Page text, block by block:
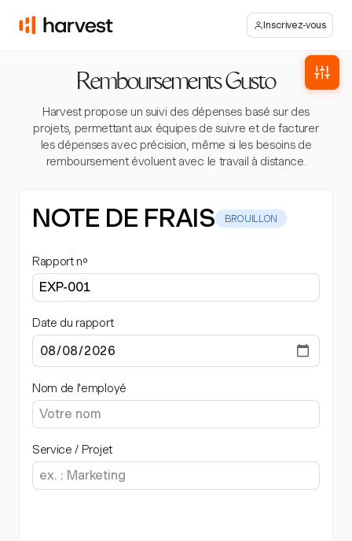
Inscrivez-vous
Remboursements Gusto
Harvest propose un suivi des dépenses basé sur des
projets, permettant aux équipes de suivre et de facturer
les dépenses avec précision, même si les besoins de
remboursement évoluent avec le travail à distance.
NOTE DE FRAIS BROUILLON
Rapport nº
Date du rapport
Nom de l'employé
Service / Projet